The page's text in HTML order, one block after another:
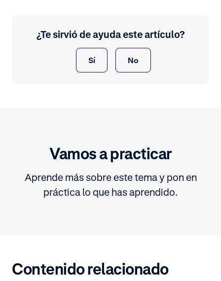
¿Te sirvió de ayuda este artículo?
Sí No
Vamos a practicar
Aprende más sobre este tema y pon en
práctica lo que has aprendido.
Contenido relacionado